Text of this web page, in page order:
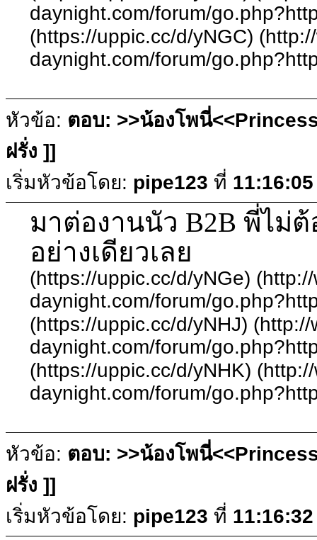
daynight.com/forum/
(https://uppic.cc/d/yNGC)
daynight.com/forum/
หัวข้อ: ตอบ: >>น้องโพนี่
ฝรั่ง ]]
เริ่มหัวข้อโดย: pipe123 ที่
มาต่องานนัว B2B พี่ไม่
อย่างเดียวเลย
(https://uppic.cc/d/yNGe)
daynight.com/forum/
(https://uppic.cc/d/yNHJ) (http://
daynight.com/forum/
(https://uppic.cc/d/yNHK)
daynight.com/forum/
หัวข้อ: ตอบ: >>น้องโพนี่
ฝรั่ง ]]
เริ่มหัวข้อโดย: pipe123 ที่